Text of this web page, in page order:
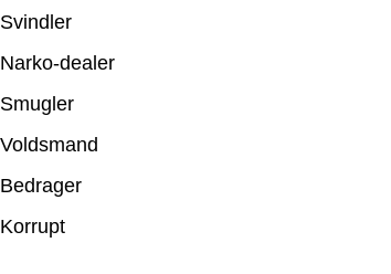
Svindler
Narko-dealer
Smugler
Voldsmand
Bedrager
Korrupt